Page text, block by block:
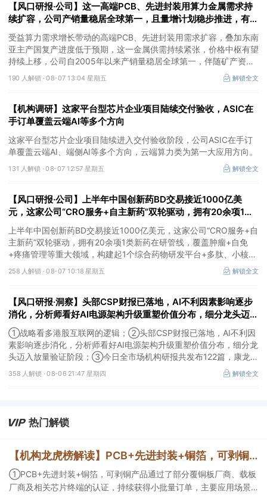
【风口研报·公司】这一高端PCB、先进封装用算力金属需求持
续扩容，公司产销量稳居全球第一，且量增计划稳步推进，有望
充分受益价格上行
受益算力需求增长带动的高端PCB、先进封装用需求扩容，叠加东南
亚主产国复产进度低于预期，这一金属供需持续紧张，价格中枢有望
持续上移，公司自2005年以来产销量稳居全球第一，伴随矿产资源
产量增长与冶炼产能整合并举，公司市占率有望进一步提升，同时有
望充分受益金属价格上行。
190 人解锁 ·08-07 13:04 星期五 解锁全文
【机构调研】这家平台型芯片企业项目陆续交付验收，ASIC在
手订单覆盖云端AI等多个方向
这家平台型芯片企业项目陆续进入交付验收阶段，公司ASIC在手订
单覆盖云端AI、端侧AI等多个方向，云端算力类为第一大应用方向。
131 人解锁 ·08-07 12:57 星期五 解锁全文
【风口研报·公司】上半年中国创新药BD交易接近1000亿美
元，这家公司“CRO服务+自主新药”双轮驱动，拥有20余项1类
新药在研管线，覆盖肿瘤+自免+疼痛管理等重大领域
上半年中国创新药BD交易接近1000亿美元，这家公司“CRO服务+自
主新药”双轮驱动，拥有20余项1类新药在研管线，覆盖肿瘤+自免
+疼痛管理等重大领域，构建起1个综合药物研发平台+多肽、小核
酸、CGT、小分子4个创新技术平台，创新转型成果正逐步兑现。
258 人解锁 ·08-07 10:18 星期五 解锁全文
【风口研报·洞察】头部CSP财报已落地，AI不利因素影响逐步
消化，分析师看好AI电源架构升级重塑价值分布，细分龙头迈入
放量验证阶段；战略看多港股互联网的逻辑
①战略看多港股互联网的逻辑；②头部CSP财报已落地，AI不利因
素影响逐步消化，分析师看好AI电源架构升级重塑价值分布，细分龙
头迈入放量验证阶段；③今日全市场机构研报共发布122篇，康龙化
成、江淮汽车评级得到上调，9家公司获得首度覆盖，其中乔锋智能
获新财富分析师深度覆盖；④在个股机构关注度排行中，华峰化学
358 人解锁 ·08-06 21:47 星期四 解锁全文
热门解锁
【机构龙虎榜解读】PCB+先进封装+铜箔，可剥铜产品通过了部分覆铜板厂商、载板厂商及相关芯片终端的认证，持续获得小批量订单，主要应用场景包括芯片封装光模块用PCB，机构大额净买入这家公司
①PCB+先进封装+铜箔，可剥铜产品通过了部分覆铜板厂商、载板
厂商及相关芯片终端的认证，持续获得小批量订单，主要应用场景